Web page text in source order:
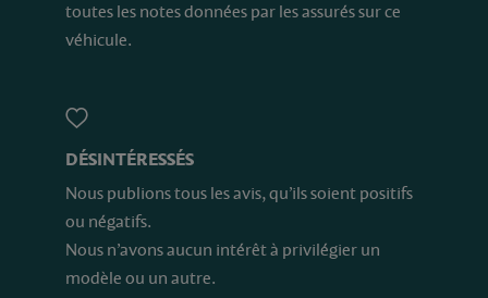
toutes les notes données par les assurés sur ce
véhicule.
DÉSINTÉRESSÉS
Nous publions tous les avis, qu’ils soient positifs
ou négatifs.
Nous n’avons aucun intérêt à privilégier un
modèle ou un autre.